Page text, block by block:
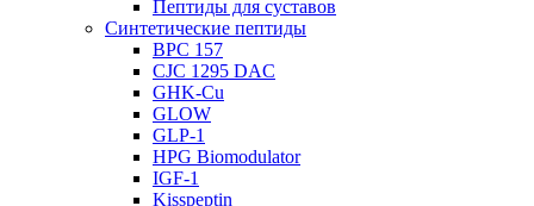
Пептиды для суставов
Синтетические пептиды
BPC 157
CJC 1295 DAC
GHK-Cu
GLOW
GLP-1
HPG Biomodulator
IGF-1
Kisspeptin